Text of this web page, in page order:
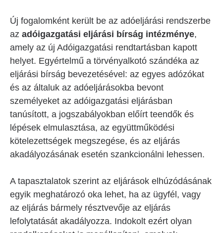
Új fogalomként került be az adóeljárási rendszerbe
az adóigazgatási eljárási bírság intézménye,
amely az új Adóigazgatási rendtartásban kapott
helyet. Egyértelmű a törvényalkotó szándéka az
eljárási bírság bevezetésével: az egyes adózókat
és az általuk az adóeljárásokba bevont
személyeket az adóigazgatási eljárásban
tanúsított, a jogszabályokban előírt teendők és
lépések elmulasztása, az együttműködési
kötelezettségek megszegése, és az eljárás
akadályozásának esetén szankcionálni lehessen.
A tapasztalatok szerint az eljárások elhúzódásának
egyik meghatározó oka lehet, ha az ügyfél, vagy
az eljárás bármely résztvevője az eljárás
lefolytatását akadályozza. Indokolt ezért olyan